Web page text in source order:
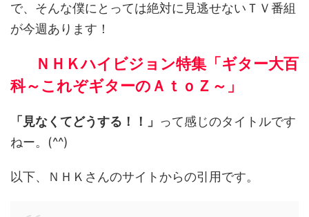
で、そんな僕にとっては絶対に見逃せないＴＶ番組
が今週あります！
ＮＨＫハイビジョン特集「ギター大百
科～これぞギターのＡｔｏＺ～」
「見なくてどうする！！」 って感じのタイトルです
ねー。(^^)
以下、ＮＨＫさんのサイトからの引用です。